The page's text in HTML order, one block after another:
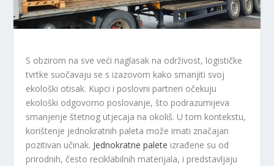
S obzirom na sve veći naglasak na održivost, logističke
tvrtke suočavaju se s izazovom kako smanjiti svoj
ekološki otisak. Kupci i poslovni partneri očekuju
ekološki odgovorno poslovanje, što podrazumijeva
smanjenje štetnog utjecaja na okoliš. U tom kontekstu,
korištenje jednokratnih paleta može imati značajan
pozitivan učinak. Jednokratne palete izrađene su od
prirodnih, često reciklabilnih materijala, i predstavljaju